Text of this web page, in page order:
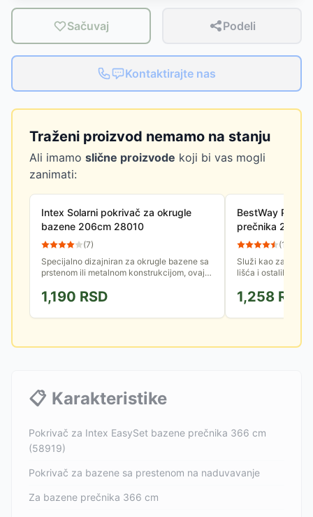
Sačuvaj Podeli
Kontaktirajte nas
Traženi proizvod nemamo na stanju
Ali imamo slične proizvode koji bi vas mogli
zanimati:
Intex Solarni pokrivač za okrugle
bazene 206cm 28010
(7)
Specijalno dizajniran za okrugle bazene sa
prstenom ili metalnom konstrukcijom, ovaj
bi ubrzao zagrevanje...
1,190 RSD
BestWay
prečnika 244
(102
Služi kao zaštita
lišća i ostalih
uslova.
1,258 RSD
📋 Karakteristike
Pokrivač za Intex EasySet bazene prečnika 366 cm
(58919)
Pokrivač za bazene sa prestenom na naduvavanje
Za bazene prečnika 366 cm